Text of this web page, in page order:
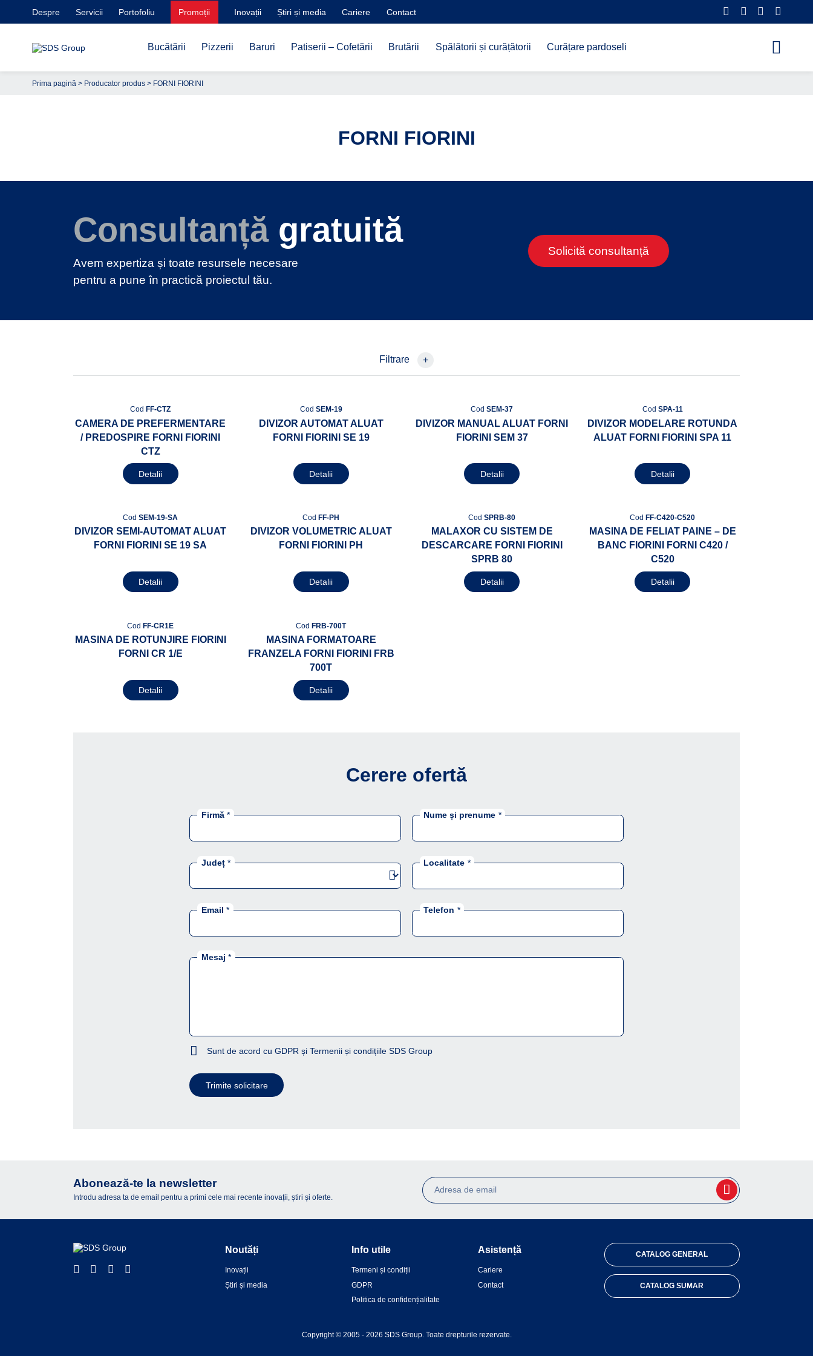
Despre Servicii Portofoliu Promoții Inovații Știri și media Cariere Contact
Bucătării Pizzerii Baruri Patiserii – Cofetării Brutării Spălătorii și curățătorii Curățare pardoseli
Prima pagină > Producator produs > FORNI FIORINI
FORNI FIORINI
Consultanțăgratuită
Avem expertiza și toate resursele necesare
pentru a pune în practică proiectul tău.
Solicită consultanță
Filtrare +
Cod FF-CTZ
CAMERA DE PREFERMENTARE
/ PREDOSPIRE FORNI FIORINI
CTZ
Detalii
Cod SEM-19
DIVIZOR AUTOMAT ALUAT
FORNI FIORINI SE 19
Detalii
CodSEM-37
DIVIZOR MANUAL ALUAT FORNI
FIORINI SEM 37
Detalii
Cod SPA-11
DIVIZOR MODELARE ROTUNDA
ALUAT FORNI FIORINI SPA 11
Detalii
CodSEM-19-SA
DIVIZOR SEMI-AUTOMAT ALUAT
FORNI FIORINI SE 19 SA
Detalii
Cod FF-PH
DIVIZOR VOLUMETRIC ALUAT
FORNI FIORINI PH
Detalii
CodSPRB-80
MALAXOR CU SISTEM DE
DESCARCARE FORNI FIORINI
SPRB 80
Detalii
Cod FF-C420-C520
MASINA DE FELIAT PAINE – DE
BANC FIORINI FORNI C420 /
C520
Detalii
CodFF-CR1E
MASINA DE ROTUNJIRE FIORINI
FORNI CR 1/E
Detalii
CodFRB-700T
MASINA FORMATOARE
FRANZELA FORNI FIORINI FRB
700T
Detalii
Cerere ofertă
Firmă * Nume și prenume *
Județ * Localitate *
Email * Telefon *
Mesaj *
Sunt de acord cu GDPR și Termenii și condițiile SDS Group
Trimite solicitare
Abonează-te la newsletter
Introdu adresa ta de email pentru a primi cele mai recente inovații, știri și oferte.
Noutăți
Inovații
Știri și media
Info utile
Termeni și condiții
GDPR
Politica de confidențialitate
Asistență
Cariere
Contact
CATALOG GENERAL
CATALOG SUMAR
Copyright © 2005 - 2026 SDS Group. Toate drepturile rezervate.